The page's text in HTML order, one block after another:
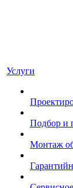
Услуги
Подбор и
Монтаж